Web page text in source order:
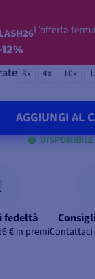
12%
L’offerta
3x 4x 10x
AGGIUNGI AL
fedeltà
€ in premiContattaci